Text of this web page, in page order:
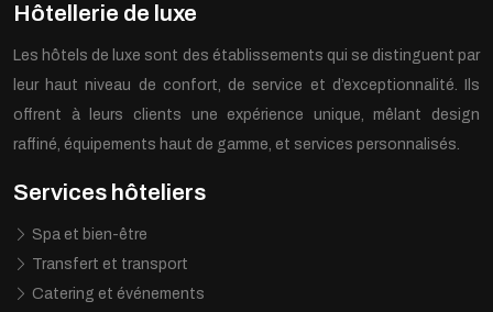
Hôtellerie de luxe
Les hôtels de luxe sont des établissements qui se distinguent par
leur haut niveau de confort, de service et d’exceptionnalité. Ils
offrent à leurs clients une expérience unique, mêlant design
raffiné, équipements haut de gamme, et services personnalisés.
Services hôteliers
Spa et bien-être
Transfert et transport
Catering et événements